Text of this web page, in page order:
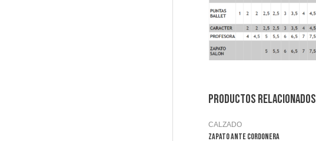
Productos relacionados
CALZADO
ZAPATO ANTE CORDONERA